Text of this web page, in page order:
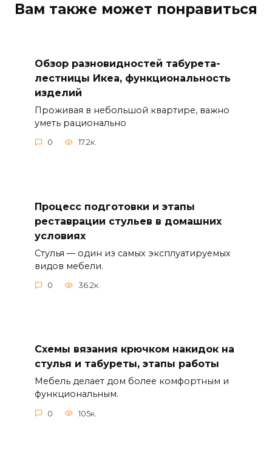
Вам также может понравиться
Обзор разновидностей табурета-
лестницы Икеа, функциональность
изделий
Проживая в небольшой квартире, важно
уметь рационально
0 17.2к.
Процесс подготовки и этапы
реставрации стульев в домашних
условиях
Стулья — один из самых эксплуатируемых
видов мебели.
0 36.2к.
Схемы вязания крючком накидок на
стулья и табуреты, этапы работы
Мебель делает дом более комфортным и
функциональным.
0 105к.